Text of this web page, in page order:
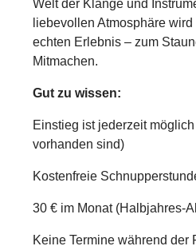
Welt der Klänge und
liebevollen Atmosphäre
echten Erlebnis – zum
Mitmachen.
Gut zu wissen:
Einstieg ist jederzeit
vorhanden sind)
Kostenfreie
30 € im Monat (Halbjahres-
Keine Termine während der